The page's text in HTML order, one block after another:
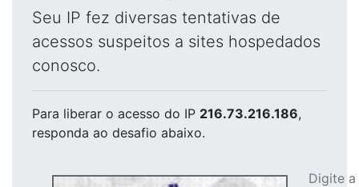
Seu IP fez diversas tentativas de
acessos suspeitos a sites hospedados
conosco.
Para liberar o acesso do IP 216.73.216.186,
responda ao desafio abaixo.
Digite